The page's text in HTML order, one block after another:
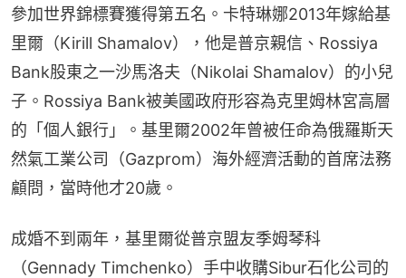
參加世界錦標賽獲得第五名。卡特琳娜2013年嫁給基
里爾（Kirill Shamalov），他是普京親信、Rossiya
Bank股東之一沙馬洛夫（Nikolai Shamalov）的小兒
子。Rossiya Bank被美國政府形容為克里姆林宮高層
的「個人銀行」。基里爾2002年曾被任命為俄羅斯天
然氣工業公司（Gazprom）海外經濟活動的首席法務
顧問，當時他才20歲。
成婚不到兩年，基里爾從普京盟友季姆琴科
（Gennady Timchenko）手中收購Sibur石化公司的